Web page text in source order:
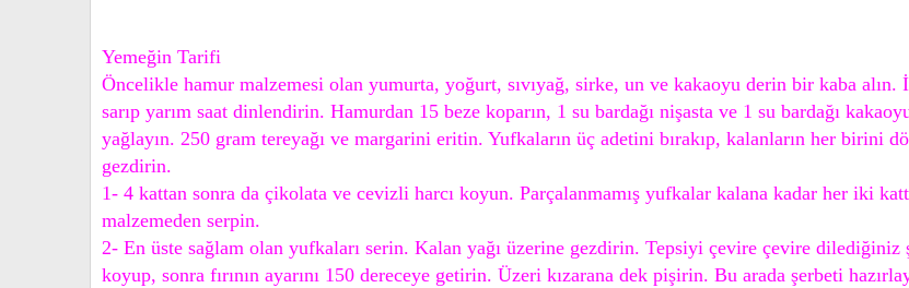
Yemeğin Tarifi
Öncelikle hamur malzemesi olan yumurta, yoğurt, sıvıyağ, sirke, un ve kakaoyu derin bir kaba
sarıp yarım saat dinlendirin. Hamurdan 15 beze koparın, 1 su bardağı nişasta ve 1 su bardağı
yağlayın. 250 gram tereyağı ve margarini eritin. Yufkaların üç adetini bırakıp, kalanların her birini
gezdirin.
1- 4 kattan sonra da çikolata ve cevizli harcı koyun. Parçalanmamış yufkalar kalana kadar her iki
malzemeden serpin.
2- En üste sağlam olan yufkaları serin. Kalan yağı üzerine gezdirin. Tepsiyi çevire çevire dilediğiniz
koyup, sonra fırının ayarını 150 dereceye getirin. Üzeri kızarana dek pişirin. Bu arada şerbeti